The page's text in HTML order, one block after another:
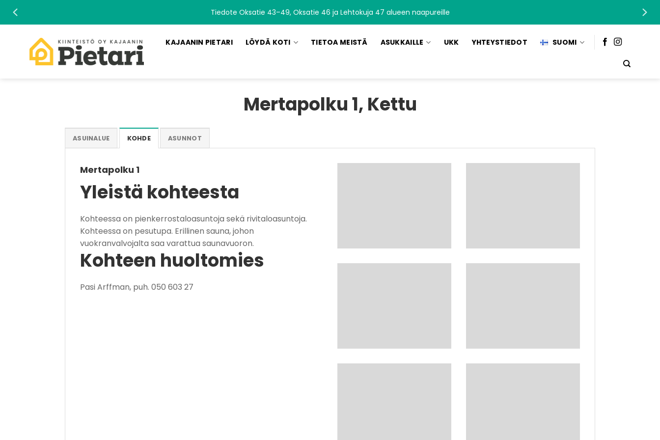
Tiedote Oksatie 43–49, Oksatie 46 ja Lehtokuja 47 alueen naapureille
KAJAANIN PIETARI LÖYDÄ KOTI TIETOA MEISTÄ ASUKKAILLE UKK YHTEYSTIEDOT SUOMI
Mertapolku 1, Kettu
ASUINALUE KOHDE ASUNNOT
Mertapolku 1
Yleistä kohteesta
Kohteessa on pienkerrostaloasuntoja sekä rivitaloasuntoja.
Kohteessa on pesutupa. Erillinen sauna, johon
vuokranvalvojalta saa varattua saunavuoron.
Kohteen huoltomies
Pasi Arffman, puh. 050 603 27